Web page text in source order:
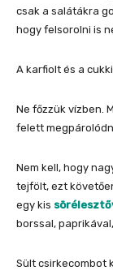
csak a salátákra
hogy felsorolni is
A karfiolt és a
Ne főzzük vízben.
felett
Nem kell, hogy
tejfölt, ezt
egy kis
borssal,
Sült csirkecombot